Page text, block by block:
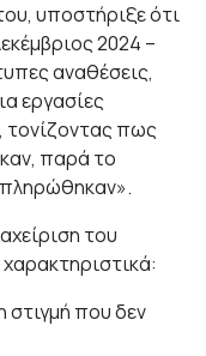
υποστήριξε ότι
2024 –
αναθέσεις,
εργασίες
τονίζοντας πως
παρά το
πληρώθηκαν».
του
που δεν